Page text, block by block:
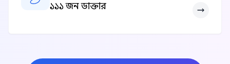
১১১ জন ডাক্তার